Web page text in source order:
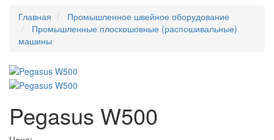
Главная
Промышленное швейное оборудование
Промышленные плоскошовные (распошивальные)
машины
Pegasus W500